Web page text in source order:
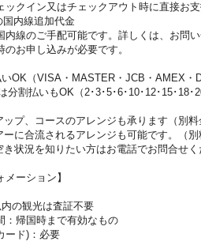
クイン又はチェックアウト時に直接お支
内線追加代金
線のご手配可能です。詳しくは、お問い
お申し込みが必要です。
OK（VISA・MASTER・JCB・AMEX・
割払いもOK（2･3･5･6･10･12･15･18･
プ、コースのアレンジも承ります（別料
に合流されるアレンジも可能です。（別
状況を知りたい方はお電話でお問合せく
メーション】
の観光は査証不要
：帰国時まで有効なもの
ード)：必要